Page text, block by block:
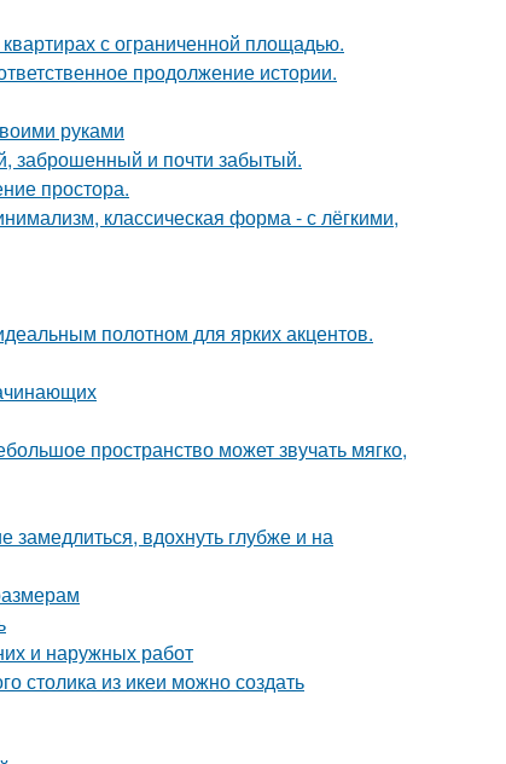
с ограниченной площадью.
продолжение истории.
руками
заброшенный и почти забытый.
простора.
классическая форма - с лёгкими,
полотном для ярких акцентов.
пространство может звучать мягко,
вдохнуть глубже и на
и наружных работ
столика из икеи можно создать